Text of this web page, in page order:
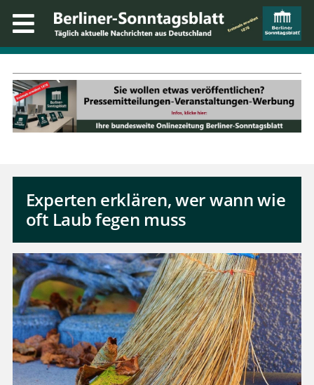
Experten erklären, wer wann wie
oft Laub fegen muss